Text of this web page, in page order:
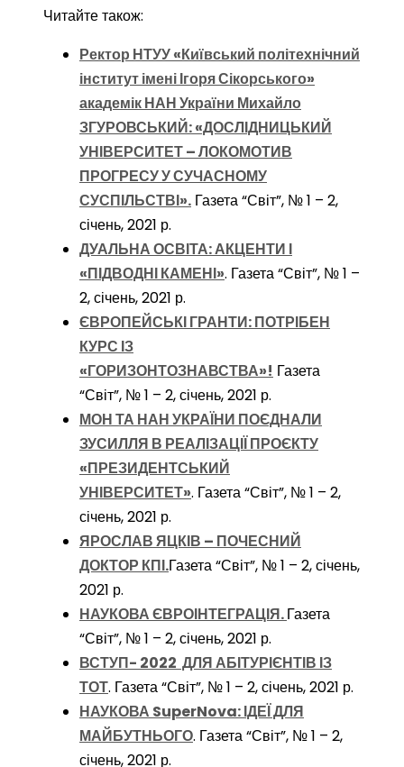
Читайте також:
Ректор НТУУ «Київський політехнічний
інститут імені Ігоря Сікорського»
академік НАН України Михайло
ЗГУРОВСЬКИЙ: «ДОСЛІДНИЦЬКИЙ
УНІВЕРСИТЕТ – ЛОКОМОТИВ
ПРОГРЕСУ У СУЧАСНОМУ
СУСПІЛЬСТВІ». Газета “Світ”, № 1 – 2,
січень, 2021 р.
ДУАЛЬНА ОСВІТА: АКЦЕНТИ І
«ПІДВОДНІ КАМЕНІ». Газета “Світ”, № 1 –
2, січень, 2021 р.
ЄВРОПЕЙСЬКІ ГРАНТИ: ПОТРІБЕН
КУРС ІЗ
«ГОРИЗОНТОЗНАВСТВА»! Газета
“Світ”, № 1 – 2, січень, 2021 р.
МОН ТА НАН УКРАЇНИ ПОЄДНАЛИ
ЗУСИЛЛЯ В РЕАЛІЗАЦІЇ ПРОЄКТУ
«ПРЕЗИДЕНТСЬКИЙ
УНІВЕРСИТЕТ». Газета “Світ”, № 1 – 2,
січень, 2021 р.
ЯРОСЛАВ ЯЦКІВ – ПОЧЕСНИЙ
ДОКТОР КПІ.Газета “Світ”, № 1 – 2, січень,
2021 р.
НАУКОВА ЄВРОІНТЕГРАЦІЯ.Газета
“Світ”, № 1 – 2, січень, 2021 р.
ВСТУП- 2022 ДЛЯ АБІТУРІЄНТІВ ІЗ
ТОТ. Газета “Світ”, № 1 – 2, січень, 2021 р.
НАУКОВА SuperNova: ІДЕЇ ДЛЯ
МАЙБУТНЬОГО. Газета “Світ”, № 1 – 2,
січень, 2021 р.